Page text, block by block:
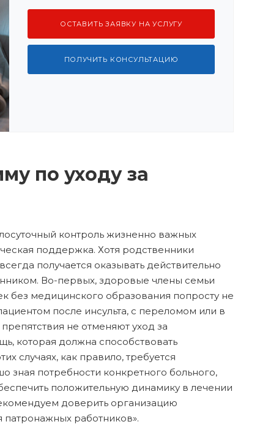
ОСТАВИТЬ ЗАЯВКУ НА УСЛУГУ
ПОЛУЧИТЬ КОНСУЛЬТАЦИЮ
по уходу за
контроль жизненно важных
поддержка. Хотя родственники
получается оказывать действительно
Во-первых, здоровые члены семьи
без медицинского образования попросту не
после инсульта, с переломом или в
не отменяют уход за
которая должна способствовать
случаях, как правило, требуется
зная потребности конкретного больного,
положительную динамику в лечении
доверить организацию
работников».